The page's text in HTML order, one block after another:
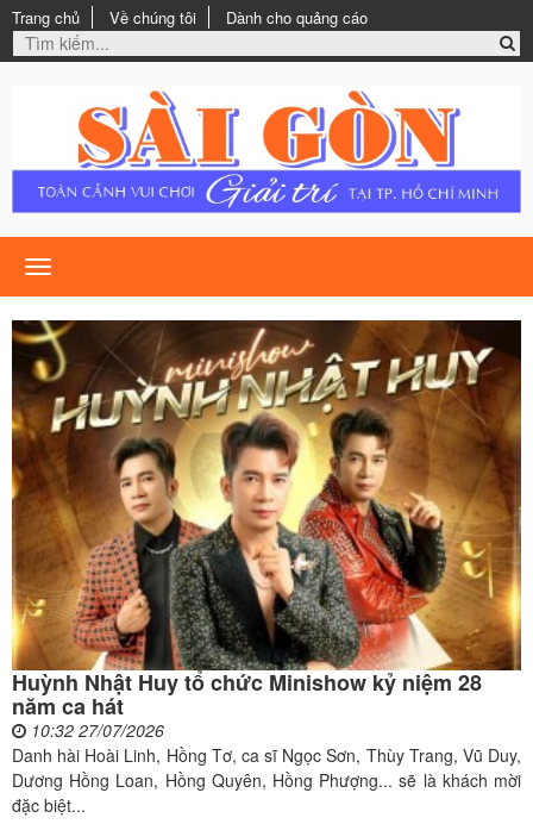
Trang chủ Về chúng tôi Dành cho quảng cáo
Toggle
navigation
Huỳnh Nhật Huy tổ chức Minishow kỷ niệm 28
năm ca hát
10:32 27/07/2026
Danh hài Hoài Linh, Hồng Tơ, ca sĩ Ngọc Sơn, Thùy Trang, Vũ Duy,
Dương Hồng Loan, Hồng Quyên, Hồng Phượng... sẽ là khách mời
đặc biệt...